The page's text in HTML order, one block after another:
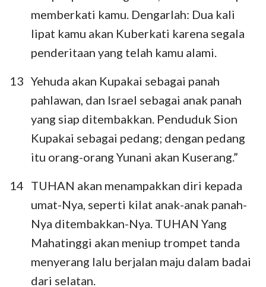
1 2 3 4 5 6
7
8
memberkati kamu. Dengarlah: Dua kali
lipat kamu akan Kuberkati karena segala
penderitaan yang telah kamu alami.
13 Yehuda akan Kupakai sebagai panah
pahlawan, dan Israel sebagai anak panah
yang siap ditembakkan. Penduduk Sion
Kupakai sebagai pedang; dengan pedang
itu orang-orang Yunani akan Kuserang.”
14 TUHAN akan menampakkan diri kepada
umat-Nya, seperti kilat anak-anak panah-
Nya ditembakkan-Nya. TUHAN Yang
Mahatinggi akan meniup trompet tanda
menyerang lalu berjalan maju dalam badai
dari selatan.